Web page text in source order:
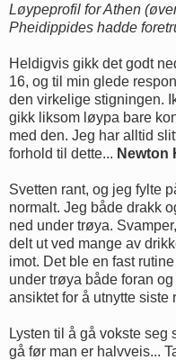
Løypeprofil for Athen
Pheidippides hadde
Heldigvis gikk det godt
16, og til min glede
den virkelige stigningen.
gikk liksom løypa bare
med den. Jeg har alltid
forhold til dette... Newton
Svetten rant, og jeg fylte
normalt. Jeg både drakk
ned under trøya.
delt ut ved mange av
imot. Det ble en fast
under trøya både foran
ansiktet for å utnytte siste
Lysten til å gå vokste seg
gå før man er halvveis...